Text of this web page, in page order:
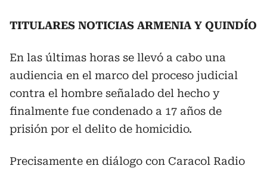
TITULARES NOTICIAS ARMENIA Y QUINDÍO
En las últimas horas se llevó a cabo una
audiencia en el marco del proceso judicial
contra el hombre señalado del hecho y
finalmente fue condenado a 17 años de
prisión por el delito de homicidio.
Precisamente en diálogo con Caracol Radio